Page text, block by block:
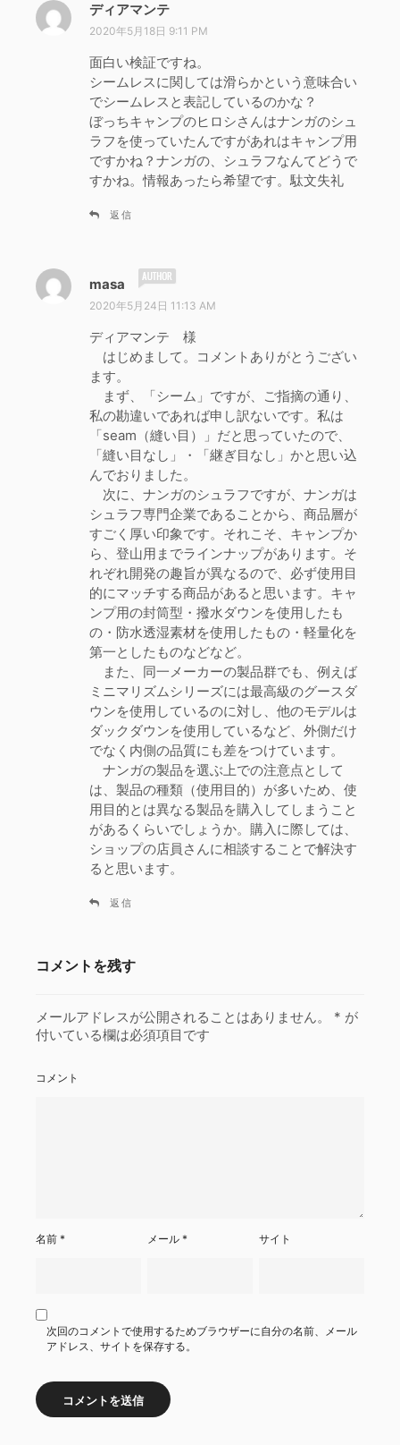
ディアマンテ
り
2020年5月18日 9:11 PM
面白い検証ですね。
シームレスに関しては滑らかという意味合い
でシームレスと表記しているのかな？
ぼっちキャンプのヒロシさんはナンガのシュ
ラフを使っていたんですがあれはキャンプ用
ですかね？ナンガの、シュラフなんてどうで
すかね。情報あったら希望です。駄文失礼
返信
masa
り
2020年5月24日 11:13 AM
ディアマンテ 様
はじめまして。コメントありがとうござい
ます。
まず、「シーム」ですが、ご指摘の通り、
私の勘違いであれば申し訳ないです。私は
「seam（縫い目）」だと思っていたので、
「縫い目なし」・「継ぎ目なし」かと思い込
んでおりました。
次に、ナンガのシュラフですが、ナンガは
シュラフ専門企業であることから、商品層が
すごく厚い印象です。それこそ、キャンプか
ら、登山用までラインナップがあります。そ
れぞれ開発の趣旨が異なるので、必ず使用目
的にマッチする商品があると思います。キャ
ンプ用の封筒型・撥水ダウンを使用したも
の・防水透湿素材を使用したもの・軽量化を
第一としたものなどなど。
また、同一メーカーの製品群でも、例えば
ミニマリズムシリーズには最高級のグースダ
ウンを使用しているのに対し、他のモデルは
ダックダウンを使用しているなど、外側だけ
でなく内側の品質にも差をつけています。
ナンガの製品を選ぶ上での注意点として
は、製品の種類（使用目的）が多いため、使
用目的とは異なる製品を購入してしまうこと
があるくらいでしょうか。購入に際しては、
ショップの店員さんに相談することで解決す
ると思います。
返信
コメントを残す
メールアドレスが公開されることはありません。 * が
付いている欄は必須項目です
コメント
名前 * メール* サイト
次回のコメントで使用するためブラウザーに自分の名前、メール
アドレス、サイトを保存する。